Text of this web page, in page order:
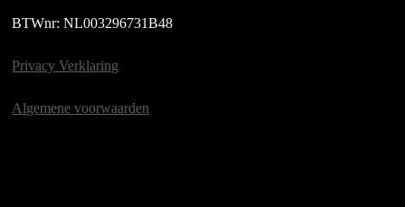
BTWnr: NL003296731B48
Privacy Verklaring
Algemene voorwaarden